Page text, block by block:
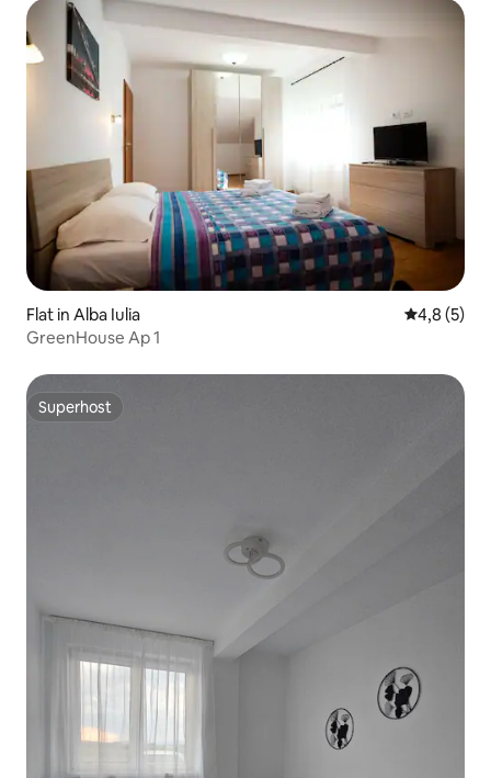
Flat in Alba Iulia
4,8 (5)
GreenHouse Ap 1
Superhost
Superhost